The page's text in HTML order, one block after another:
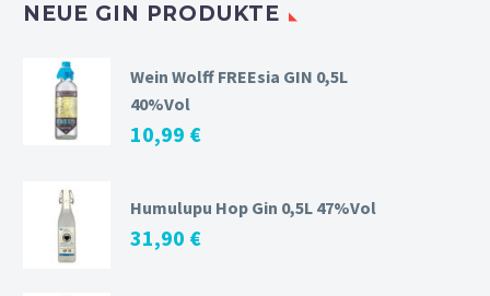
NEUE GIN PRODUKTE
Wein Wolff FREEsia GIN 0,5L
40%Vol
10,99 €
Humulupu Hop Gin 0,5L 47%Vol
31,90 €